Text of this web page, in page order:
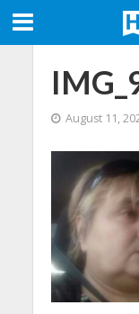
August 11,